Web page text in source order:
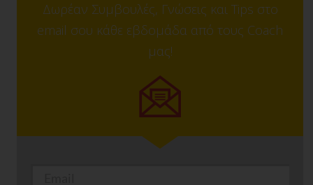
Δωρέαν Συμβουλές, Γνώσεις και Tips στο
email σου κάθε εβδομάδα από τους Coach
μας!